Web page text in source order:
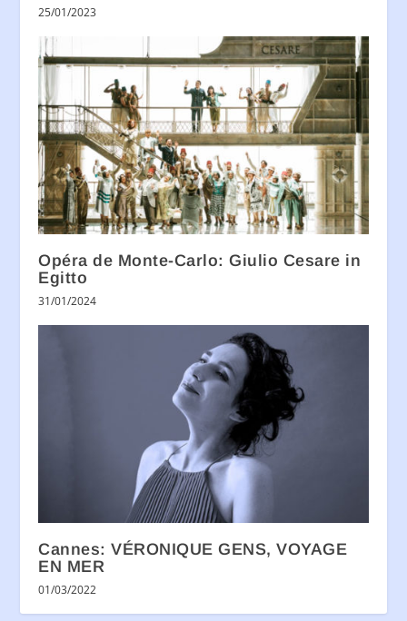
25/01/2023
Opéra de Monte-Carlo: Giulio Cesare in
Egitto
31/01/2024
Cannes: VÉRONIQUE GENS, VOYAGE
EN MER
01/03/2022